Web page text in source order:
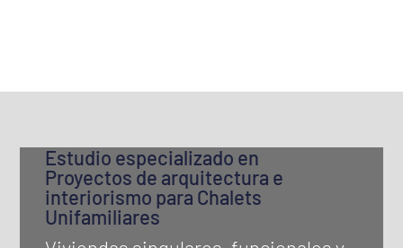
Estudio especializado en
Proyectos de arquitectura e
interiorismo para Chalets
Unifamiliares